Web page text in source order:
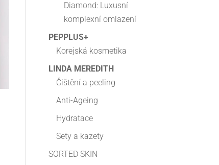
Diamond: Luxusní
komplexní omlazení
PEPPLUS+
Korejská kosmetika
LINDA MEREDITH
Čištění a peeling
Anti-Ageing
Hydratace
Sety a kazety
SORTED SKIN